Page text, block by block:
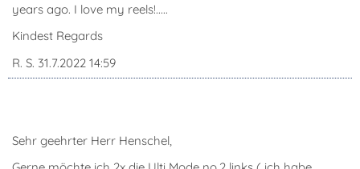
years ago. I love my reels!.....
Kindest Regards
R. S. 31.7.2022 14:59
Sehr geehrter Herr Henschel,